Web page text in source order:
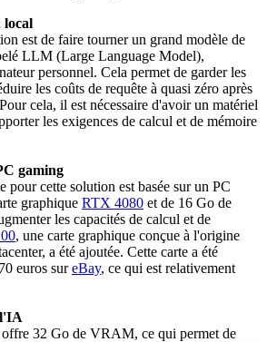
local
est de faire tourner un grand modèle de
LLM (Large Language Model),
personnel. Cela permet de garder les
les coûts de requête à quasi zéro après
cela, il est nécessaire d'avoir un matériel
les exigences de calcul et de mémoire
gaming
cette solution est basée sur un PC
graphique RTX 4080 et de 16 Go de
les capacités de calcul et de
, une carte graphique conçue à l'origine
a été ajoutée. Cette carte a été
euros sureBay, ce qui est relativement
l'IA
32 Go de VRAM, ce qui permet de